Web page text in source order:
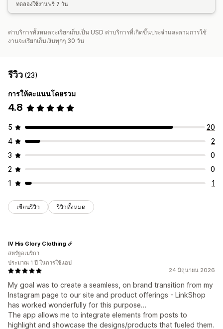
ทดลองใช้งานฟรี 7 วัน
ค่าบริการทั้งหมดจะเรียกเก็บเป็น USD ค่าบริการที่เกิดขึ้นประจำและตามการใช้
งานจะเรียกเก็บเงินทุกๆ 30 วัน
รีวิว (23)
การให้คะแนนโดยรวม
4.8
5
20
4
2
3
0
2
0
1
1
เขียนรีวิว รีวิวทั้งหมด
24 มิถุนายน 2026
My goal was to create a seamless, on brand transition from my
Instagram page to our site and product offerings - LinkShop
has worked wonderfully for this purpose…
The app allows me to integrate elements from posts to
highlight and showcase the designs/products that fueled them.
IV His Glory Clothing
สหรัฐอเมริกา
ประมาณ 1 ปี ในการใช้แอป